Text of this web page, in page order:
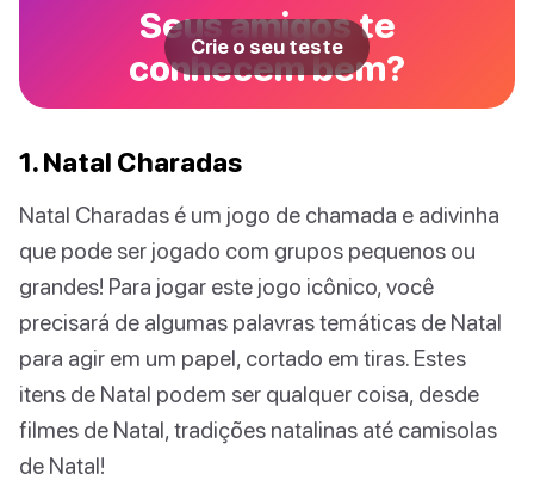
Seus amigos te
conhecem bem?
Crie o seu teste
1. Natal Charadas
Natal Charadas é um jogo de chamada e adivinha
que pode ser jogado com grupos pequenos ou
grandes! Para jogar este jogo icônico, você
precisará de algumas palavras temáticas de Natal
para agir em um papel, cortado em tiras. Estes
itens de Natal podem ser qualquer coisa, desde
filmes de Natal, tradições natalinas até camisolas
de Natal!